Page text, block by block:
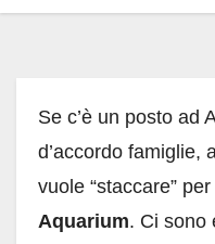
Se c’è un posto ad
d’accordo famiglie,
vuole “staccare”
Aquarium. Ci sono